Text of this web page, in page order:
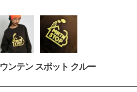
ンテン スポット クルー